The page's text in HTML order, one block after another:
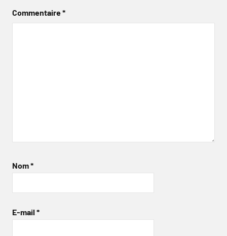
Commentaire*
Nom*
E-mail *